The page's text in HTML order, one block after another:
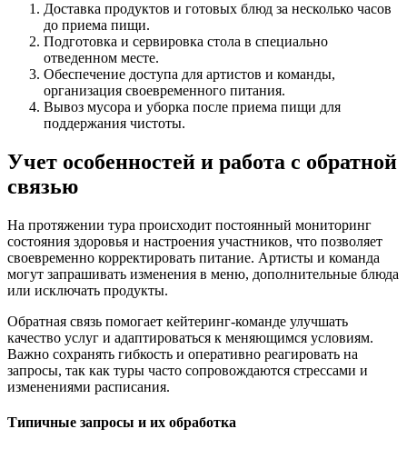
Доставка продуктов и готовых блюд за несколько часов
до приема пищи.
Подготовка и сервировка стола в специально
отведенном месте.
Обеспечение доступа для артистов и команды,
организация своевременного питания.
Вывоз мусора и уборка после приема пищи для
поддержания чистоты.
Учет особенностей и работа с обратной
связью
На протяжении тура происходит постоянный мониторинг
состояния здоровья и настроения участников, что позволяет
своевременно корректировать питание. Артисты и команда
могут запрашивать изменения в меню, дополнительные блюда
или исключать продукты.
Обратная связь помогает кейтеринг-команде улучшать
качество услуг и адаптироваться к меняющимся условиям.
Важно сохранять гибкость и оперативно реагировать на
запросы, так как туры часто сопровождаются стрессами и
изменениями расписания.
Типичные запросы и их обработка